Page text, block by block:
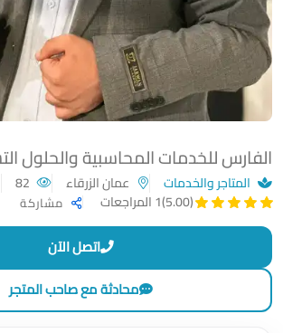
الفارس للخدمات المحاسبية والحلول
المتاجر والخدمات عمان الزرقاء
(5.00)
1 المراجعات مشاركة
اتصل الآن
محادثة مع صاحب المتجر